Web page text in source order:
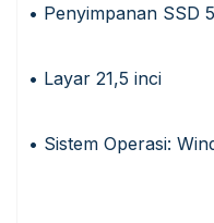
• Penyimpanan SSD
• Layar 21,5 inci
• Sistem Operasi: